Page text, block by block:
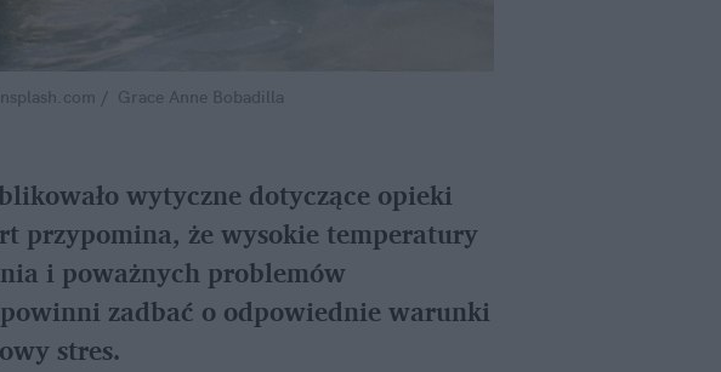
/  Grace Anne Bobadilla
wytyczne dotyczące opieki
przypomina, że wysokie temperatury
i poważnych problemów
zadbać o odpowiednie warunki
stres.